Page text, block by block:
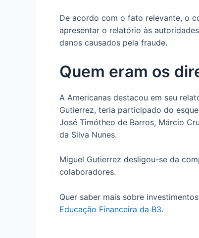
De acordo com o fato relevante, o
apresentar o relatório às
danos causados pela fraude.
Quem eram os
A Americanas destacou em seu
Gutierrez, teria participado do
José Timótheo de Barros, Márcio
da Silva Nunes.
Miguel Gutierrez desligou-se da
colaboradores.
Quer saber mais sobre
Educação Financeira da B3.